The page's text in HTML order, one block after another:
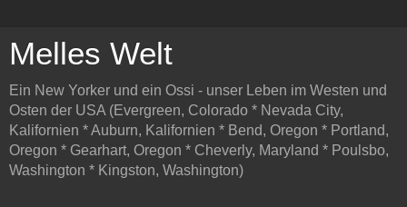
Melles Welt
Ein New Yorker und ein Ossi - unser Leben im Westen und
Osten der USA (Evergreen, Colorado * Nevada City,
Kalifornien * Auburn, Kalifornien * Bend, Oregon * Portland,
Oregon * Gearhart, Oregon * Cheverly, Maryland * Poulsbo,
Washington * Kingston, Washington)